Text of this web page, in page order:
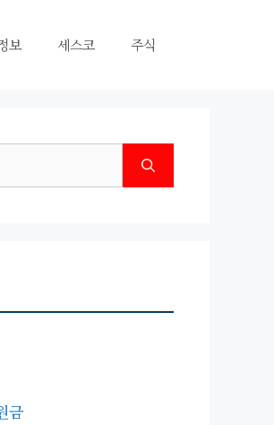
보 세스코 주식
금